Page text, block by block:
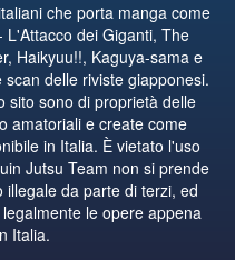
che porta manga come
L'Attacco dei Giganti, The
Haikyuu!!, Kaguya-sama e
delle riviste giapponesi.
sito sono di proprietà delle
amatoriali e create come
in Italia. È vietato l'uso
Jutsu Team non si prende
da parte di terzi, ed
le opere appena
Italia.